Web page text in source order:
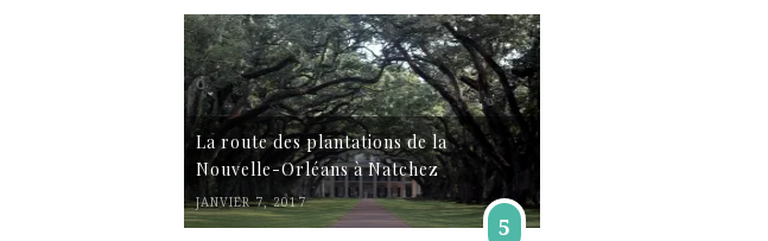
La route des plantations de la
Nouvelle-Orléans à Natchez
JANVIER 7, 2017
5